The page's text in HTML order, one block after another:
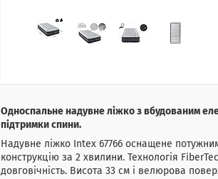
Односпальне надувне ліжко з вбудованим
підтримки спини.
Надувне ліжко Intex 67766 оснащене
конструкцію за 2 хвилини. Технологія
довговічність. Висота 33 см і велюрова